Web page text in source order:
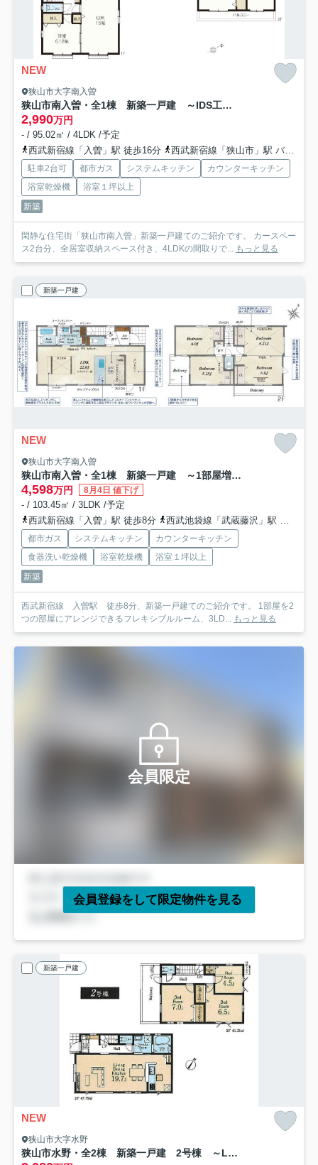
NEW
狭山市大字南入曽
狭山市南入曽・全1棟 新築一戸建 ～IDS工法～
2,990万円
- / 95.02㎡ / 4LDK /予定
西武新宿線「入曽」駅 徒歩16分
西武新宿線「狭山市」駅 バス8分 西武バス「狭山台団地」 停歩13分
駐車2台可 都市ガス システムキッチン
カウンターキッチン
浴室乾燥機
浴室１坪以上
新築
閑静な住宅街「狭山市南入曽」新築一戸建てのご紹介です。 カースペー
ス2台分、全居室収納スペース付き、4LDKの間取りで... もっと見る
新築一戸建
NEW
狭山市大字南入曽
狭山市南入曽・全1棟 新築一戸建 ～1部屋増やせる！～
4,598万円 8月4日 値下げ
- / 103.45㎡ / 3LDK /予定
西武新宿線「入曽」駅 徒歩8分
西武池袋線「武蔵藤沢」駅 徒歩25分
都市ガス システムキッチン
カウンターキッチン
食器洗い乾燥機
浴室乾燥機
浴室１坪以上
新築
西武新宿線 入曽駅 徒歩8分、新築一戸建てのご紹介です。 1部屋を2
つの部屋にアレンジできるフレキシブルルーム、3LD... もっと見る
会員限定
会員登録をして限定物件を見る
新築一戸建
NEW
狭山市大字水野
狭山市水野・全2棟 新築一戸建 2号棟 ～LDK19.7帖～